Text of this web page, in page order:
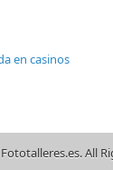
en casinos
All